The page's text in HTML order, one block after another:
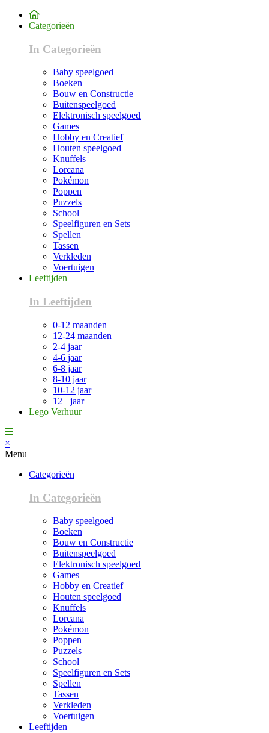
Categorieën
In Categorieën
Baby speelgoed
Boeken
Bouw en Constructie
Buitenspeelgoed
Elektronisch speelgoed
Games
Hobby en Creatief
Houten speelgoed
Knuffels
Lorcana
Pokémon
Poppen
Puzzels
School
Speelfiguren en Sets
Spellen
Tassen
Verkleden
Voertuigen
Leeftijden
In Leeftijden
0-12 maanden
12-24 maanden
2-4 jaar
4-6 jaar
6-8 jaar
8-10 jaar
10-12 jaar
12+ jaar
Lego Verhuur
×
Menu
Categorieën
In Categorieën
Baby speelgoed
Boeken
Bouw en Constructie
Buitenspeelgoed
Elektronisch speelgoed
Games
Hobby en Creatief
Houten speelgoed
Knuffels
Lorcana
Pokémon
Poppen
Puzzels
School
Speelfiguren en Sets
Spellen
Tassen
Verkleden
Voertuigen
Leeftijden